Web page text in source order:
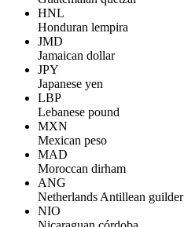
HNL
Honduran lempira
JMD
Jamaican dollar
JPY
Japanese yen
LBP
Lebanese pound
MXN
Mexican peso
MAD
Moroccan dirham
ANG
Netherlands Antillean guilder
NIO